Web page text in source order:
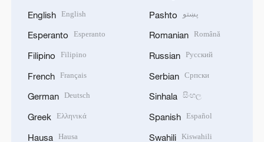
English English
Esperanto Esperanto
Filipino Filipino
French Français
German Deutsch
Greek Ελληνικά
Hausa Hausa
Pashto پښتو
Romanian Română
Russian Русский
Serbian Српски
Sinhala සිංහල
Spanish Español
Swahili Kiswahili